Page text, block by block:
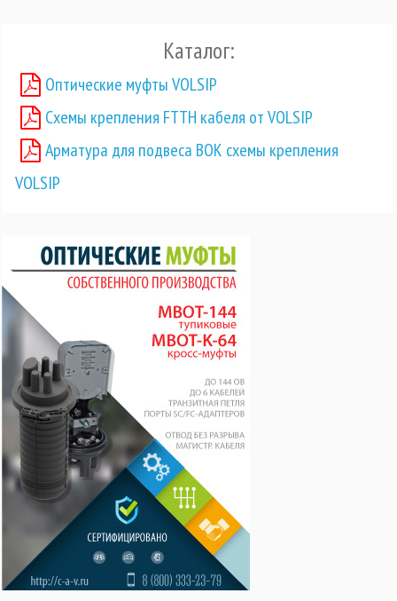
Каталог:
Оптические муфты VOLSIP
Схемы крепления FTTH кабеля от VOLSIP
Арматура для подвеса ВОК схемы крепления
VOLSIP